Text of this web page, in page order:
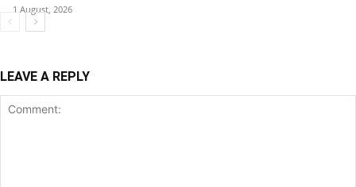
1 August, 2026
LEAVE A REPLY